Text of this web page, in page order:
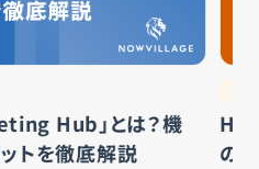
Hub」とは？機
ットを徹底解説
の